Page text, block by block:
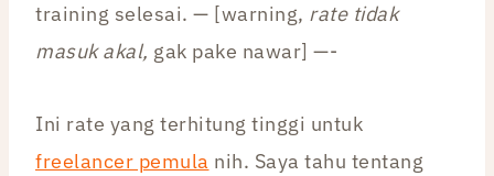
training selesai. — [warning, rate tidak
masuk akal, gak pake nawar] —-
Ini rate yang terhitung tinggi untuk
freelancer pemula nih. Saya tahu tentang